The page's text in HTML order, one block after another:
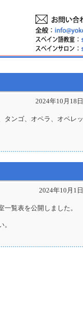
2024年10月18日
ンゴ、オペラ、オペレッ
2024年10月1日
覧表を公開しました。
。